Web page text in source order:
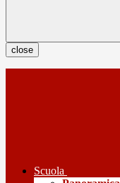
close
Scuola